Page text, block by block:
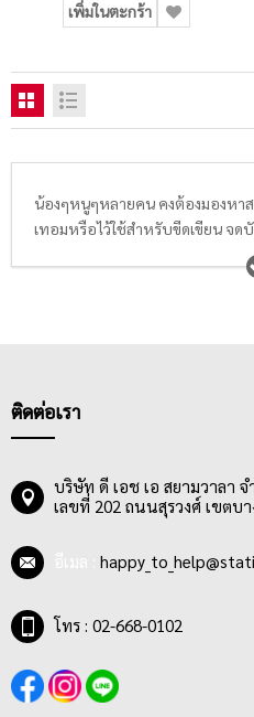
เพิ่มในตะกร้า
น้องๆหนูๆหลายคน คงต้องมองหา
เทอมหรือไว้ใช้สำหรับขีดเขียน จด
วิชาคณิตศาสตร์, วิชาภาษาไทย, วิ
ของสมุดกแข็งคือ กระดาษหน้าปก
ติดต่อเรา
บริษัท ดี เอช เอ สยามวาลา จ
เลขที่ 202 ถนนสุรวงศ์ เขตบ
โทร : 02-668-0102